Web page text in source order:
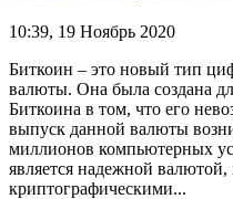
10:39, 19 Ноябрь 2020
Биткоин – это новый тип
валюты. Она была создана
Биткоина в том, что его
выпуск данной валюты
миллионов компьютерных
является надежной
криптографическими...